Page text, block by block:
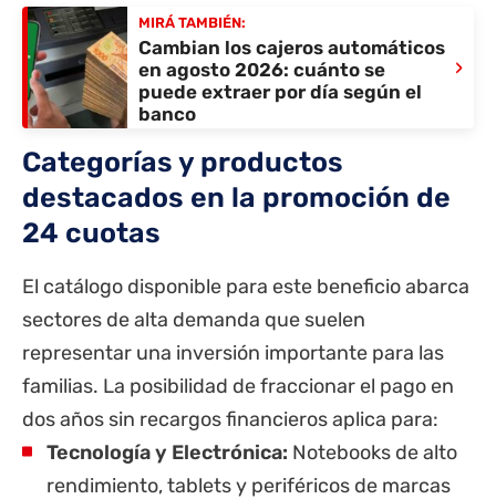
MIRÁ TAMBIÉN:
Cambian los cajeros automáticos
en agosto 2026: cuánto se
puede extraer por día según el
banco
›
Categorías y productos
destacados en la promoción de
24 cuotas
El catálogo disponible para este beneficio abarca
sectores de alta demanda que suelen
representar una inversión importante para las
familias. La posibilidad de fraccionar el pago en
dos años sin recargos financieros aplica para:
Tecnología y Electrónica: Notebooks de alto
rendimiento, tablets y periféricos de marcas